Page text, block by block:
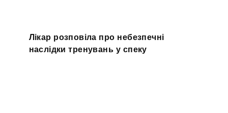
Лікар розповіла про небезпечні
наслідки тренувань у спеку